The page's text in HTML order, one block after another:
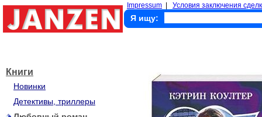
Impressum Условия заключения
Я ищу:
Книги
Новинки
Детективы, триллеры